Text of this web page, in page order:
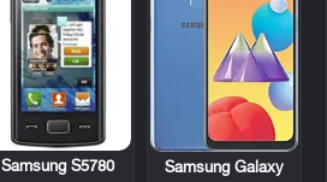
Samsung Galaxy
Samsung S5780